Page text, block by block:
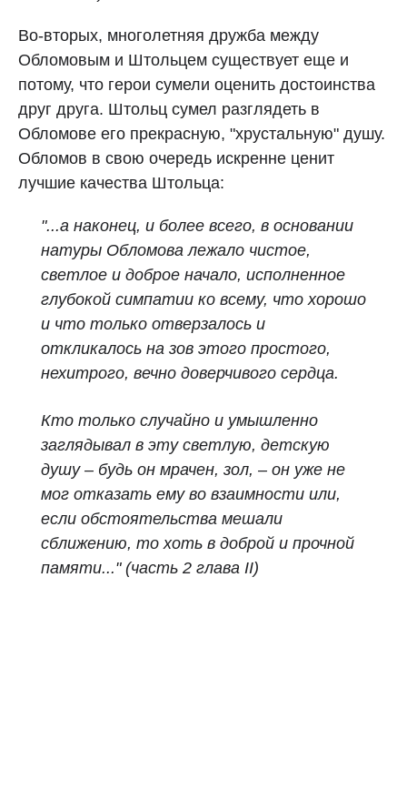
Во-вторых, многолетняя дружба между
Обломовым и Штольцем существует еще и
потому, что герои сумели оценить достоинства
друг друга. Штольц сумел разглядеть в
Обломове его прекрасную, "хрустальную" душу.
Обломов в свою очередь искренне ценит
лучшие качества Штольца:
"...а наконец, и более всего, в основании
натуры Обломова лежало чистое,
светлое и доброе начало, исполненное
глубокой симпатии ко всему, что хорошо
и что только отверзалось и
откликалось на зов этого простого,
нехитрого, вечно доверчивого сердца.
Кто только случайно и умышленно
заглядывал в эту светлую, детскую
душу – будь он мрачен, зол, – он уже не
мог отказать ему во взаимности или,
если обстоятельства мешали
сближению, то хоть в доброй и прочной
памяти..." (часть 2 глава II)